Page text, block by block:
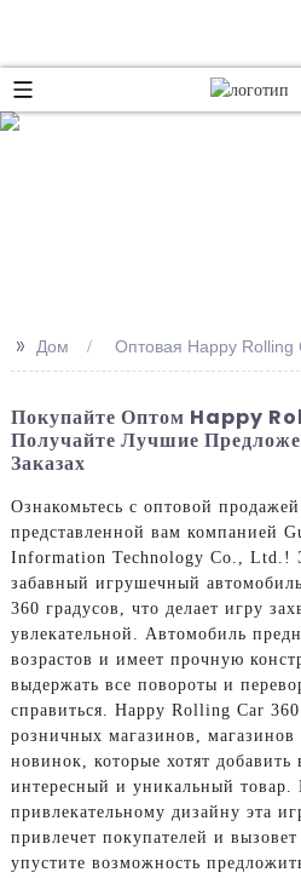
>> Дом Оптовая Happy Rolling
Покупайте Оптом Happy
Получайте Лучшие
Заказах
Ознакомьтесь с оптовой
представленной вам компанией
Information Technology Co., Ltd.!
забавный игрушечный
360 градусов, что делает игру
увлекательной. Автомобиль
возрастов и имеет прочную
выдержать все повороты и
справиться. Happy Rolling Car
розничных магазинов,
новинок, которые хотят добавить
интересный и уникальный товар.
привлекательному дизайну эта
привлечет покупателей и
упустите возможность